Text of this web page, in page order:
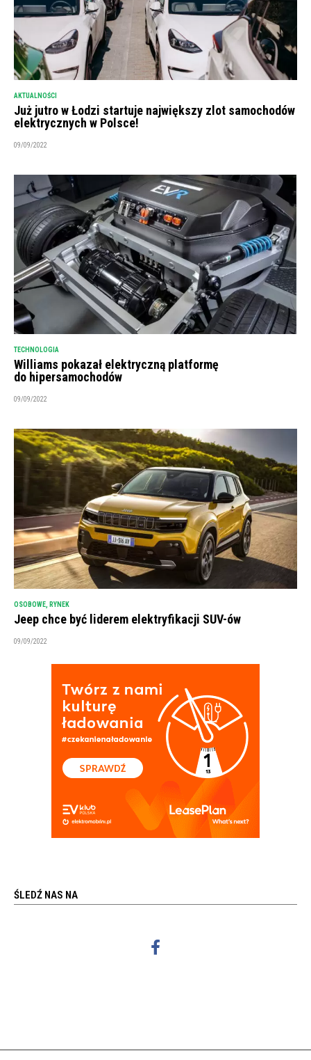
AKTUALNOŚCI
Już jutro w Łodzi startuje największy zlot samochodów
elektrycznych w Polsce!
09/09/2022
TECHNOLOGIA
Williams pokazał elektryczną platformę
do hipersamochodów
09/09/2022
OSOBOWE RYNEK
Jeep chce być liderem elektryfikacji SUV-ów
09/09/2022
ŚLEDŹ NAS NA